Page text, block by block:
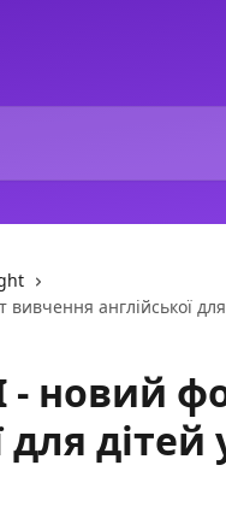
англійської для
- новий
для дітей